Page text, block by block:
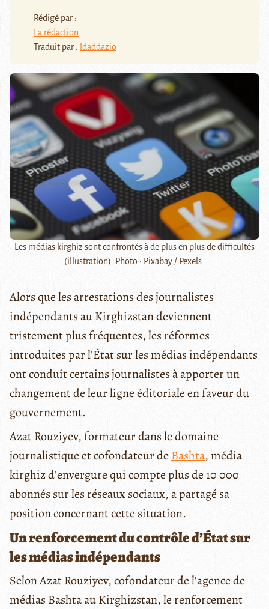
Rédigé par :
La rédaction
Traduit par : ldaddazio
Les médias kirghiz sont confrontés à de plus en plus de difficultés
(illustration). Photo : Pixabay / Pexels.
Alors que les arrestations des journalistes
indépendants au Kirghizstan deviennent
tristement plus fréquentes, les réformes
introduites par l’État sur les médias indépendants
ont conduit certains journalistes à apporter un
changement de leur ligne éditoriale en faveur du
gouvernement.
Azat Rouziyev, formateur dans le domaine
journalistique et cofondateur deBashta, média
kirghiz d’envergure qui compte plus de 10 000
abonnés sur les réseaux sociaux, a partagé sa
position concernant cette situation.
Un renforcement du contrôle d’État sur
les médias indépendants
Selon Azat Rouziyev, cofondateur de l’agence de
médias Bashta au Kirghizstan, le renforcement